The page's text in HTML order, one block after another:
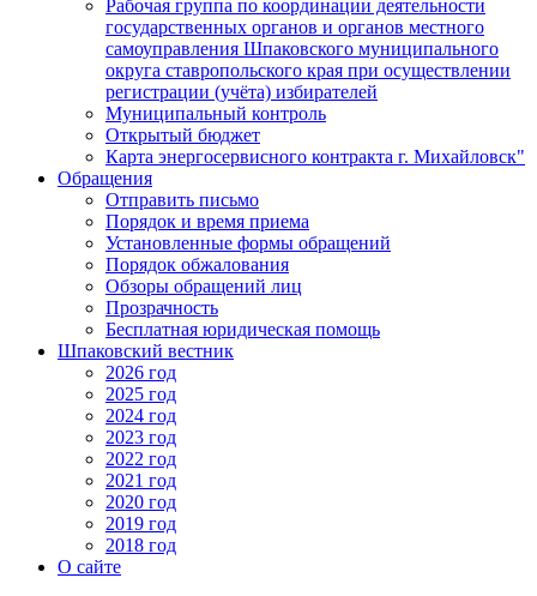
Рабочая группа по координации деятельности
государственных органов и органов местного
самоуправления Шпаковского муниципального
округа ставропольского края при осуществлении
регистрации (учёта) избирателей
Муниципальный контроль
Открытый бюджет
Карта энергосервисного контракта г. Михайловск"
Обращения
Отправить письмо
Порядок и время приема
Установленные формы обращений
Порядок обжалования
Обзоры обращений лиц
Прозрачность
Бесплатная юридическая помощь
Шпаковский вестник
2026 год
2025 год
2024 год
2023 год
2022 год
2021 год
2020 год
2019 год
2018 год
О сайте